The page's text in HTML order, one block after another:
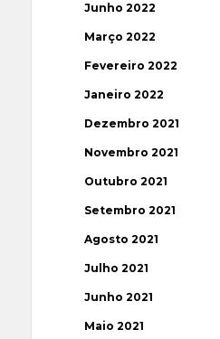
Junho 2022
Março 2022
Fevereiro 2022
Janeiro 2022
Dezembro 2021
Novembro 2021
Outubro 2021
Setembro 2021
Agosto 2021
Julho 2021
Junho 2021
Maio 2021